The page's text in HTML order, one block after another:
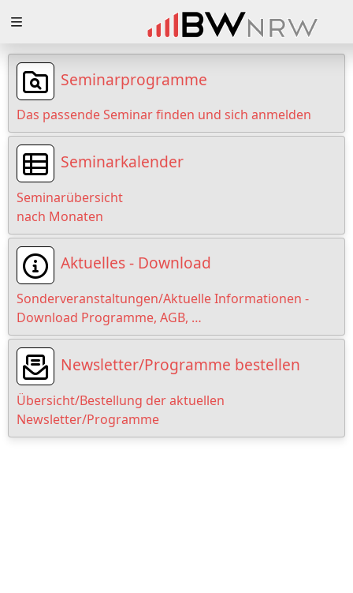
Loading
Loading
Loading
Loading
Loading
Loading
Seminarprogramme
Das passende Seminar finden und sich anmelden
Seminarkalender
Seminarübersicht
nach Monaten
Aktuelles - Download
Sonderveranstaltungen/Aktuelle Informationen -
Download Programme, AGB, …
Newsletter/Programme bestellen
Übersicht/Bestellung der aktuellen
Newsletter/Programme